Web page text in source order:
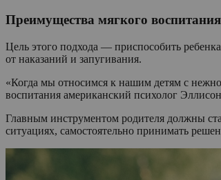
Преимущества мягкого воспитания
Цель этого подхода — приспособить
от наказаний и запугивания.
«Когда мы относимся к нашим детям с
воспитания американский психолог
Главным инструментом родителя должны
ситуациях, самостоятельно принимать